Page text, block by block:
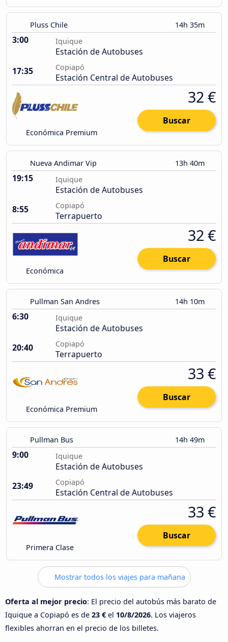
Pluss Chile 14h 35m
3:00 Iquique
Estación de Autobuses
17:35
Copiapó
Estación Central de Autobuses
Económica Premium
32 €
Buscar
Nueva Andimar Vip 13h 40m
19:15 Iquique
Estación de Autobuses
8:55
Copiapó
Terrapuerto
Económica
32 €
Buscar
Pullman San Andres 14h 10m
6:30 Iquique
Estación de Autobuses
20:40
Copiapó
Terrapuerto
Económica Premium
33 €
Buscar
Pullman Bus 14h 49m
9:00 Iquique
Estación de Autobuses
23:49
Copiapó
Estación Central de Autobuses
Primera Clase
33 €
Buscar
Mostrar todos los viajes para mañana
Oferta al mejor precio: El precio del autobús más barato de
Iquique a Copiapó es de 23 € el 10/8/2026. Los viajeros
flexibles ahorran en el precio de los billetes.